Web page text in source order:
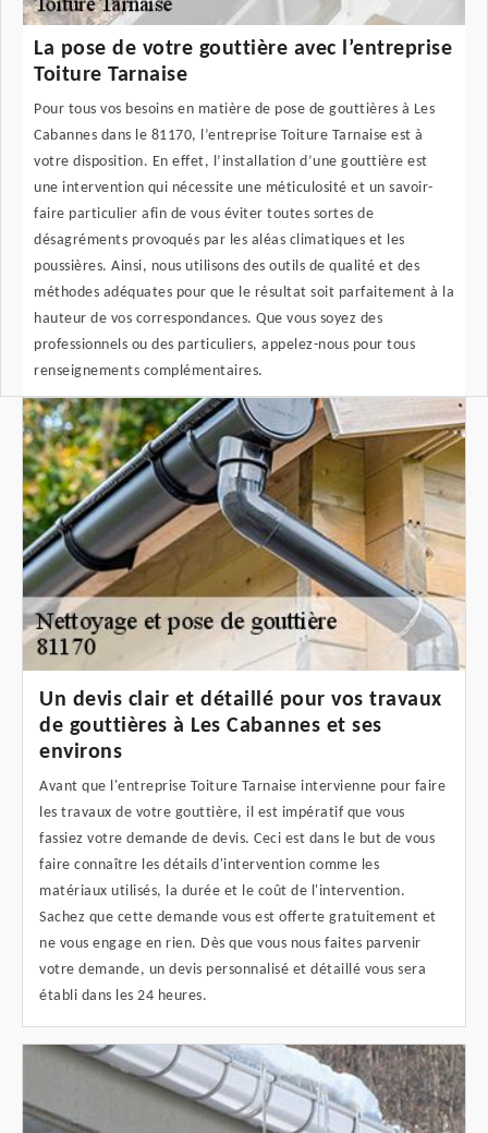
La pose de votre gouttière avec l’entreprise
Toiture Tarnaise
Pour tous vos besoins en matière de pose de gouttières à Les
Cabannes dans le 81170, l’entreprise Toiture Tarnaise est à
votre disposition. En effet, l’installation d’une gouttière est
une intervention qui nécessite une méticulosité et un savoir-
faire particulier afin de vous éviter toutes sortes de
désagréments provoqués par les aléas climatiques et les
poussières. Ainsi, nous utilisons des outils de qualité et des
méthodes adéquates pour que le résultat soit parfaitement à la
hauteur de vos correspondances. Que vous soyez des
professionnels ou des particuliers, appelez-nous pour tous
renseignements complémentaires.
Un devis clair et détaillé pour vos travaux
de gouttières à Les Cabannes et ses
environs
Avant que l'entreprise Toiture Tarnaise intervienne pour faire
les travaux de votre gouttière, il est impératif que vous
fassiez votre demande de devis. Ceci est dans le but de vous
faire connaître les détails d'intervention comme les
matériaux utilisés, la durée et le coût de l'intervention.
Sachez que cette demande vous est offerte gratuitement et
ne vous engage en rien. Dès que vous nous faites parvenir
votre demande, un devis personnalisé et détaillé vous sera
établi dans les 24 heures.